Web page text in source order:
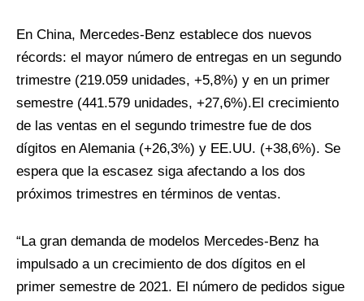
En China, Mercedes-Benz establece dos nuevos
récords: el mayor número de entregas en un segundo
trimestre (219.059 unidades, +5,8%) y en un primer
semestre (441.579 unidades, +27,6%).El crecimiento
de las ventas en el segundo trimestre fue de dos
dígitos en Alemania (+26,3%) y EE.UU. (+38,6%). Se
espera que la escasez siga afectando a los dos
próximos trimestres en términos de ventas.
“La gran demanda de modelos Mercedes-Benz ha
impulsado a un crecimiento de dos dígitos en el
primer semestre de 2021. El número de pedidos sigue